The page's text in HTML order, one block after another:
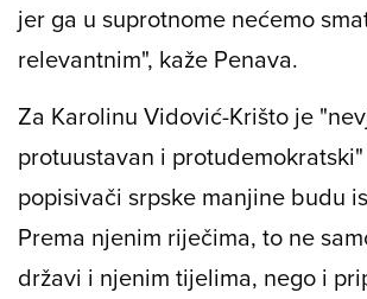
jer ga u suprotnome nećemo
relevantnim", kaže Penava.
Za Karolinu Vidović-Krišto je
protuustavan i
popisivači srpske manjine budu
Prema njenim riječima, to ne
državi i njenim tijelima, nego i